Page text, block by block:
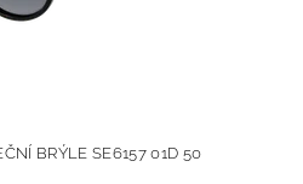
BRÝLE SE6157 01D 50